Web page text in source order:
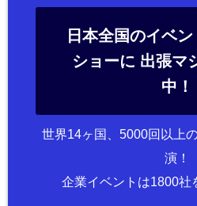
日本全国のイベ
ショーに 出張
中！
世界14ヶ国、5000回以上
演！
企業イベントは1800社